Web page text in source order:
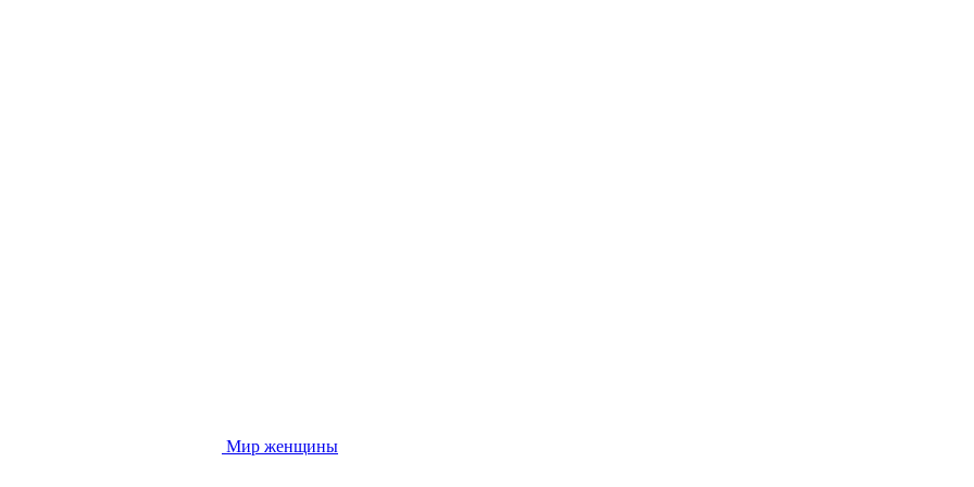
Мир женщины